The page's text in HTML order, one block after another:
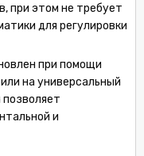
при этом не требует
для регулировки
при помощи
на универсальный
и